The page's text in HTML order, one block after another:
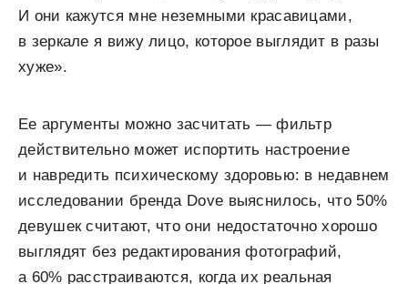
И они кажутся мне неземными красавицами,
в зеркале я вижу лицо, которое выглядит в разы
хуже».
Ее аргументы можно засчитать — фильтр
действительно может испортить настроение
и навредить психическому здоровью: в недавнем
исследовании бренда Dove выяснилось, что 50%
девушек считают, что они недостаточно хорошо
выглядят без редактирования фотографий,
а 60% расстраиваются, когда их реальная